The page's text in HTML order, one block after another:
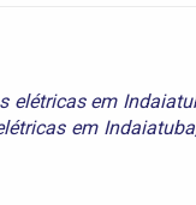
elétricas em
em Indaiatuba